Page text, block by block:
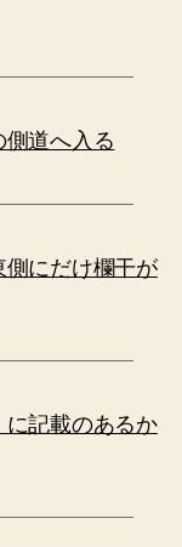
道へ入る
にだけ欄干が
記載のあるか